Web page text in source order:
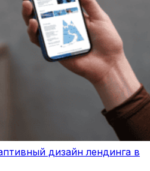
дизайн лендинга в